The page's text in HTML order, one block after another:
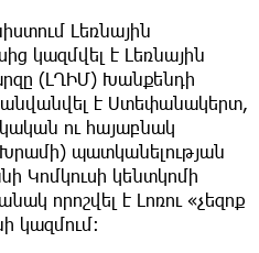
Լեռնային
կազմվել է Լեռնային
(ԼՂԻՄ) Խանքենդի
է Ստեփանակերտ,
ու հայաբնակ
պատկանելության
Կոմկուսի կենտկոմի
որոշվել է Լոռու «չեզոք
կազմում։